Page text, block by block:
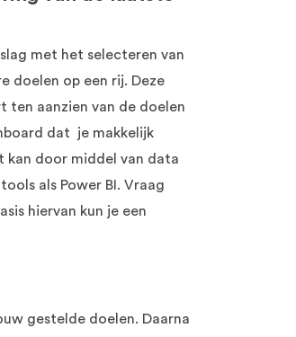
met het selecteren van
doelen op een rij. Deze
ten aanzien van de doelen
dat je makkelijk
kan door middel van data
als Power BI. Vraag
hiervan kun je een
gestelde doelen. Daarna